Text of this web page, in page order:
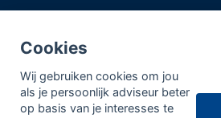
Cookies
Wij gebruiken cookies om jou
als je persoonlijk adviseur beter
op basis van je interesses te
© CopyrightAssupport BV2026
Sitemap